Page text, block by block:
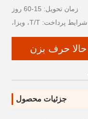
زمان تحویل: 15-60 روز
شرایط پرداخت: T/T، ویزا،
حالا حرف بزن
جزئیات محصول